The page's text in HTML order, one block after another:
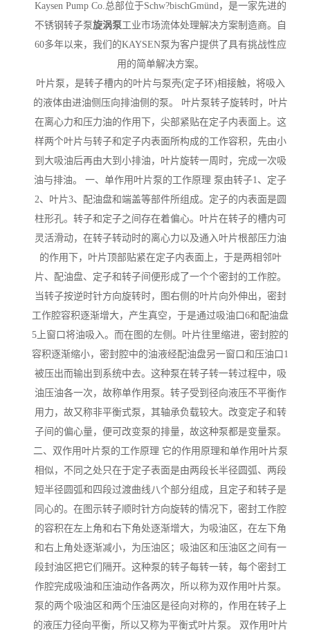
Kaysen Pump Co.总部位于Schw?bischGmünd，是一家先进的
不锈钢转子泵旋涡泵工业市场流体处理解决方案制造商。自
60多年以来，我们的KAYSEN泵为客户提供了具有挑战性应
用的简单解决方案。
叶片泵，是转子槽内的叶片与泵壳(定子环)相接触，将吸入
的液体由进油侧压向排油侧的泵。 叶片泵转子旋转时，叶片
在离心力和压力油的作用下，尖部紧贴在定子内表面上。这
样两个叶片与转子和定子内表面所构成的工作容积，先由小
到大吸油后再由大到小排油，叶片旋转一周时，完成一次吸
油与排油。 一、单作用叶片泵的工作原理 泵由转子1、定子
2、叶片3、配油盘和端盖等部件所组成。定子的内表面是圆
柱形孔。转子和定子之间存在着偏心。叶片在转子的槽内可
灵活滑动，在转子转动时的离心力以及通入叶片根部压力油
的作用下，叶片顶部贴紧在定子内表面上，于是两相邻叶
片、配油盘、定子和转子间便形成了一个个密封的工作腔。
当转子按逆时针方向旋转时，图右侧的叶片向外伸出，密封
工作腔容积逐渐增大，产生真空，于是通过吸油口6和配油盘
5上窗口将油吸入。而在图的左侧。叶片往里缩进，密封腔的
容积逐渐缩小，密封腔中的油液经配油盘另一窗口和压油口1
被压出而输出到系统中去。这种泵在转子转一转过程中，吸
油压油各一次，故称单作用泵。转子受到径向液压不平衡作
用力，故又称非平衡式泵，其轴承负载较大。改变定子和转
子间的偏心量，便可改变泵的排量，故这种泵都是变量泵。
二、双作用叶片泵的工作原理 它的作用原理和单作用叶片泵
相似，不同之处只在于定子表面是由两段长半径圆弧、两段
短半径圆弧和四段过渡曲线八个部分组成，且定子和转子是
同心的。在图示转子顺时针方向旋转的情况下，密封工作腔
的容积在左上角和右下角处逐渐增大，为吸油区，在左下角
和右上角处逐渐减小，为压油区；吸油区和压油区之间有一
段封油区把它们隔开。这种泵的转子每转一转，每个密封工
作腔完成吸油和压油动作各两次，所以称为双作用叶片泵。
泵的两个吸油区和两个压油区是径向对称的，作用在转子上
的液压力径向平衡，所以又称为平衡式叶片泵。 双作用叶片